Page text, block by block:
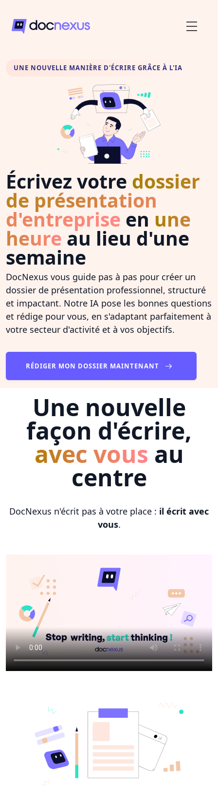
UNE NOUVELLE MANIÈRE D'ÉCRIRE GRÂCE À L'IA
Écrivez votre dossier
de présentation
d'entreprise en une
heure au lieu d'une
semaine
DocNexus vous guide pas à pas pour créer un
dossier de présentation professionnel, structuré
et impactant. Notre IA pose les bonnes questions
et rédige pour vous, en s'adaptant parfaitement à
votre secteur d'activité et à vos objectifs.
RÉDIGER MON DOSSIER MAINTENANT
Une nouvelle
façon d'écrire,
avec vous au
centre
DocNexus n'écrit pas à votre place : il écrit avec
vous.